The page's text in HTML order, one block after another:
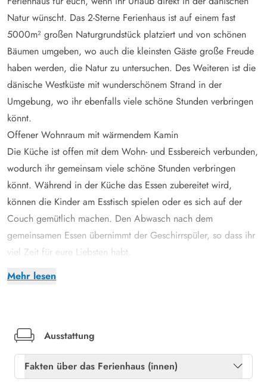
Mehr lesen
Natur wünscht. Das 2-Sterne Ferienhaus ist auf einem fast
5000m² großen Naturgrundstück platziert und von schönen
Bäumen umgeben, wo auch die kleinsten Gäste große Freude
haben werden, die Natur zu untersuchen. Des Weiteren ist die
dänische Westküste mit wunderschönem Strand in der
Umgebung, wo ihr ebenfalls viele schöne Stunden verbringen
könnt.
Offener Wohnraum mit wärmendem Kamin
Die Küche ist offen mit dem Wohn- und Essbereich verbunden,
wodurch ihr gemeinsam viele schöne Stunden verbringen
könnt. Während in der Küche das Essen zubereitet wird,
können die Kinder am Esstisch spielen oder es sich auf der
Couch gemütlich machen. Den Abwasch nach dem
gemeinsamen Essen übernimmt der Geschirrspüler, so dass ihr
viel Zeit für eure Liebsten habt.
Der Wohnbereich ist mit hellem Holzboden ausgestattet und
Ausblick auf das Grundstück.
Wohnen inmitten der Natur der dänischen Westküste
Das Ferienhaus im Redningsvejen 25 liegt ungeniert auf einem
Ausstattung
Fakten über das Ferienhaus (innen)